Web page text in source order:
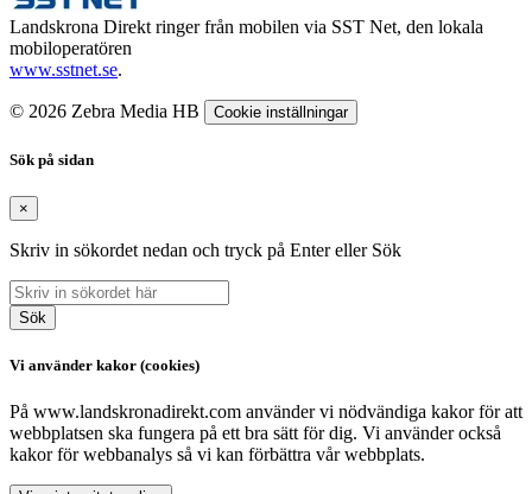
Landskrona Direkt ringer från mobilen via SST Net, den lokala
mobiloperatören
www.sstnet.se.
© 2026 Zebra Media HB Cookie inställningar
Sök på sidan
×
Skriv in sökordet nedan och tryck på Enter eller Sök
Sök
Vi använder kakor (cookies)
På www.landskronadirekt.com använder vi nödvändiga kakor för att
webbplatsen ska fungera på ett bra sätt för dig. Vi använder också
kakor för webbanalys så vi kan förbättra vår webbplats.